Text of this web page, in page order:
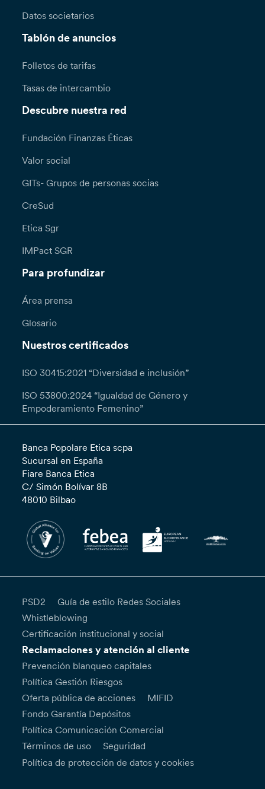
Datos societarios
Tablón de anuncios
Folletos de tarifas
Tasas de intercambio
Descubre nuestra red
Fundación Finanzas Éticas
Valor social
GITs- Grupos de personas socias
CreSud
Etica Sgr
IMPact SGR
Para profundizar
Área prensa
Glosario
Nuestros certificados
ISO 30415:2021 “Diversidad e inclusión”
ISO 53800:2024 “Igualdad de Género y
Empoderamiento Femenino”
Banca Popolare Etica scpa
Sucursal en España
Fiare Banca Etica
C/ Simón Bolívar 8B
48010 Bilbao
PSD2
Guía de estilo Redes Sociales
Whistleblowing
Certificación institucional y social
Reclamaciones y atención al cliente
Prevención blanqueo capitales
Política Gestión Riesgos
Oferta pública de acciones
MIFID
Fondo Garantía Depósitos
Política Comunicación Comercial
Términos de uso
Seguridad
Política de protección de datos y cookies